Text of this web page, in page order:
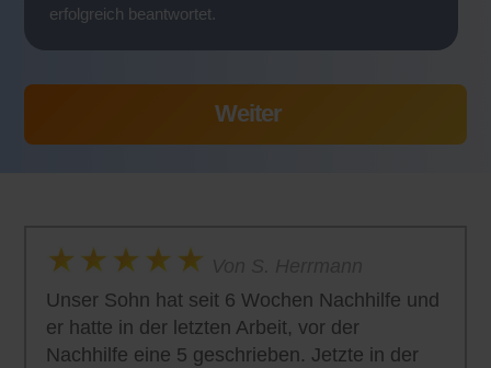
erfolgreich beantwortet.
Unser Sohn hat seit 6 Wochen Nachhilfe und
er hatte in der letzten Arbeit, vor der
Nachhilfe eine 5 geschrieben. Jetzte in der